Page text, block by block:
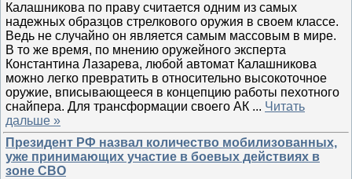
Калашникова по праву считается одним из самых
надежных образцов стрелкового оружия в своем классе.
Ведь не случайно он является самым массовым в мире.
В то же время, по мнению оружейного эксперта
Константина Лазарева, любой автомат Калашникова
можно легко превратить в относительно высокоточное
оружие, вписывающееся в концепцию работы пехотного
снайпера. Для трансформации своего АК ... Читать
дальше »
Президент РФ назвал количество мобилизованных,
уже принимающих участие в боевых действиях в
зоне СВО